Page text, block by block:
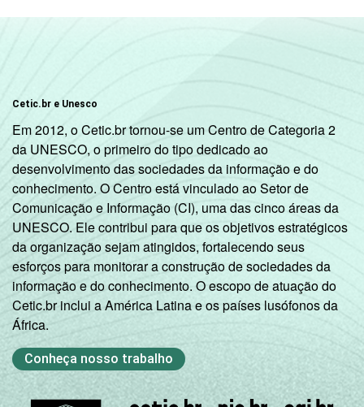
indicador.
Cetic.br e Unesco
Em 2012, o Cetic.br tornou-se um Centro de Categoria 2
da UNESCO, o primeiro do tipo dedicado ao
desenvolvimento das sociedades da informação e do
conhecimento. O Centro está vinculado ao Setor de
Comunicação e Informação (CI), uma das cinco áreas da
UNESCO. Ele contribui para que os objetivos estratégicos
da organização sejam atingidos, fortalecendo seus
esforços para monitorar a construção de sociedades da
informação e do conhecimento. O escopo de atuação do
Cetic.br inclui a América Latina e os países lusófonos da
África.
Conheça nosso trabalho